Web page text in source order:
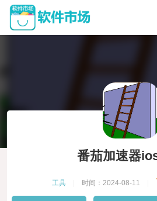
番茄加速器
工具 时间：2024-08-11